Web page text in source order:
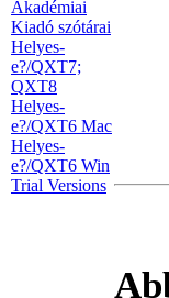
Akadémiai
Kiadó szótárai
Helyes-
e?/QXT7;
QXT8
Helyes-
e?/QXT6 Mac
Helyes-
e?/QXT6 Win
Trial Versions